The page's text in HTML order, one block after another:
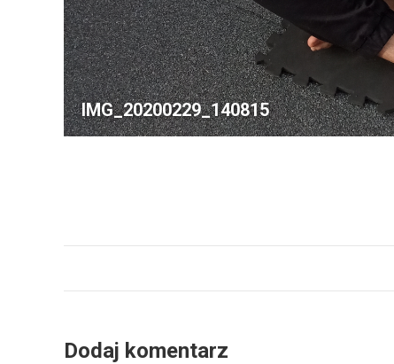
IMG_20200229_140815
albumu
Dodaj komentarz